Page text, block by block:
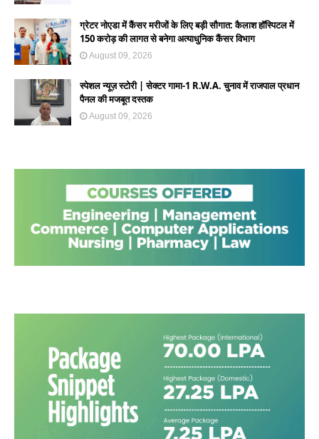
ग्रेटर नोएडा में कैंसर मरीजों के लिए बड़ी सौगात: कैलाश हॉस्पिटल में
150 करोड़ की लागत से बनेगा अत्याधुनिक कैंसर विभाग
August 09, 2026
स्पेशल न्यूज़ स्टोरी | सेक्टर गामा-1 R.W.A. चुनाव में राजपाल प्रधान
पैनल की मजबूत दस्तक
August 09, 2026